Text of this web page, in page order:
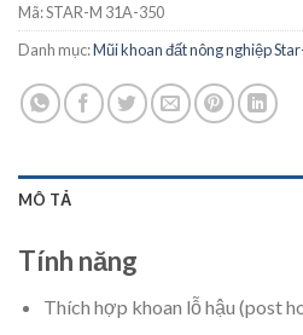
Mã:STAR-M 31A-350
Danh mục:Mũi khoan đất nông nghiệp
MÔ TẢ
Tính năng
Thích hợp khoan lỗ hậu (post